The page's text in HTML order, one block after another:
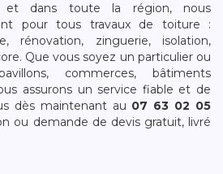
et dans toute la région, nous
pour tous travaux de toiture :
rénovation, zinguerie, isolation,
Que vous soyez un particulier ou
commerces, bâtiments
assurons un service fiable et de
dès maintenant au 07 63 02 05
ou demande de devis gratuit, livré